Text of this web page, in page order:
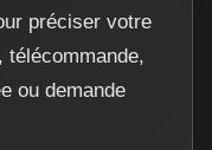
préciser votre
télécommande,
ou demande